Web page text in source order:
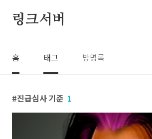
링크서버
홈 태그 방명록
진급심사 기준 1